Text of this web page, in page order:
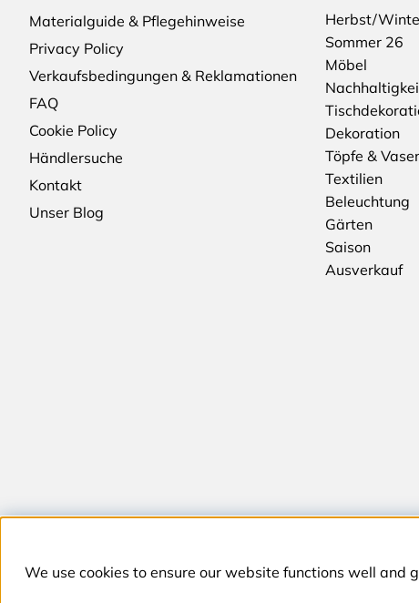
Materialguide & Pflegehinweise
Privacy Policy
Verkaufsbedingungen & Reklamationen
FAQ
Cookie Policy
Händlersuche
Kontakt
Unser Blog
Herbst/
Sommer 26
Möbel
Dekoration
Töpfe &
Textilien
Beleuchtung
Gärten
Saison
Ausverkauf
We use cookies to ensure our website functions well and